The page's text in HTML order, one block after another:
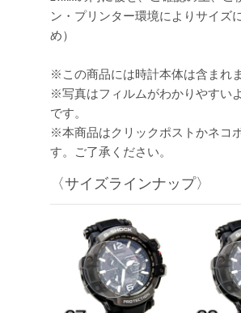
ン・プリンター環境によりサイズ
め）
※この商品には時計本体は含まれま
※写真はフィルムがわかりやすい
です。
※本商品はクリックポストかネコ
す。ご了承ください。
〈サイズラインナップ〉